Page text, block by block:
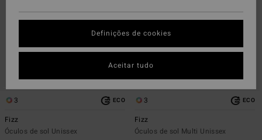
3 ECO
Fizz
Óculos de sol Unissex
3 ECO
Fizz
Óculos de sol Multi Unissex
Definições de cookies
Aceitar tudo